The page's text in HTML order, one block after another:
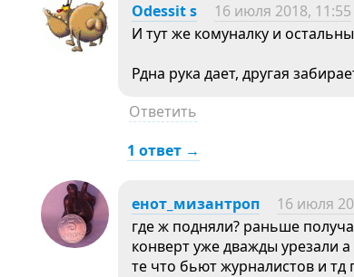
Odessit s 16 июля 2018, 11:55
И тут же комуналку и
Рдна рука дает, другая
Ответить
1 ответ →
енот_мизантроп 16 июля
где ж подняли? раньше
конверт уже дважды урезали
те что бьют журналистов и тд